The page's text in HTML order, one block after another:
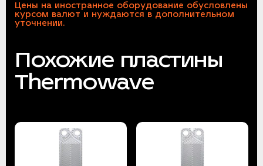
Цены на иностранное оборудование обусловлены
курсом валют и нуждаются в дополнительном
уточнении.
Похожие пластины
Thermowave